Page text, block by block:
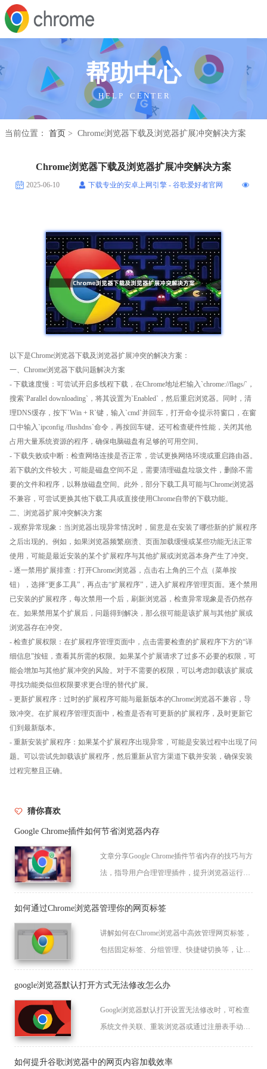
帮助中心
H E L P C E N T E R
当前位置： 首页 > Chrome浏览器下载及浏览器扩展冲突解决方案
Chrome浏览器下载及浏览器扩展冲突解决方案
2025-06-10 下载专业的安卓上网引擎 - 谷歌爱好者官网
以下是Chrome浏览器下载及浏览器扩展冲突的解决方案：
一、Chrome浏览器下载问题解决方案
- 下载速度慢：可尝试开启多线程下载，在Chrome地址栏输入`chrome://flags/`，
搜索`Parallel downloading`，将其设置为`Enabled`，然后重启浏览器。同时，清
理DNS缓存，按下`Win + R`键，输入`cmd`并回车，打开命令提示符窗口，在窗
口中输入`ipconfig /flushdns`命令，再按回车键。还可检查硬件性能，关闭其他
占用大量系统资源的程序，确保电脑磁盘有足够的可用空间。
- 下载失败或中断：检查网络连接是否正常，尝试更换网络环境或重启路由器。
若下载的文件较大，可能是磁盘空间不足，需要清理磁盘垃圾文件，删除不需
要的文件和程序，以释放磁盘空间。此外，部分下载工具可能与Chrome浏览器
不兼容，可尝试更换其他下载工具或直接使用Chrome自带的下载功能。
二、浏览器扩展冲突解决方案
- 观察异常现象：当浏览器出现异常情况时，留意是在安装了哪些新的扩展程序
之后出现的。例如，如果浏览器频繁崩溃、页面加载缓慢或某些功能无法正常
使用，可能是最近安装的某个扩展程序与其他扩展或浏览器本身产生了冲突。
- 逐一禁用扩展排查：打开Chrome浏览器，点击右上角的三个点（菜单按
钮），选择“更多工具”，再点击“扩展程序”，进入扩展程序管理页面。逐个禁用
已安装的扩展程序，每次禁用一个后，刷新浏览器，检查异常现象是否仍然存
在。如果禁用某个扩展后，问题得到解决，那么很可能是该扩展与其他扩展或
浏览器存在冲突。
- 检查扩展权限：在扩展程序管理页面中，点击需要检查的扩展程序下方的“详
细信息”按钮，查看其所需的权限。如果某个扩展请求了过多不必要的权限，可
能会增加与其他扩展冲突的风险。对于不需要的权限，可以考虑卸载该扩展或
寻找功能类似但权限要求更合理的替代扩展。
- 更新扩展程序：过时的扩展程序可能与最新版本的Chrome浏览器不兼容，导
致冲突。在扩展程序管理页面中，检查是否有可更新的扩展程序，及时更新它
们到最新版本。
- 重新安装扩展程序：如果某个扩展程序出现异常，可能是安装过程中出现了问
题。可以尝试先卸载该扩展程序，然后重新从官方渠道下载并安装，确保安装
过程完整且正确。
猜你喜欢
Google Chrome插件如何节省浏览器内存
文章分享Google Chrome插件节省内存的技巧与方
法，指导用户合理管理插件，提升浏览器运行效
如何通过Chrome浏览器管理你的网页标签
讲解如何在Chrome浏览器中高效管理网页标签，
包括固定标签、分组管理、快捷键切换等，让浏
google浏览器默认打开方式无法修改怎么办
Google浏览器默认打开设置无法修改时，可检查
系统文件关联、重装浏览器或通过注册表手动设
如何提升谷歌浏览器中的网页内容加载效率